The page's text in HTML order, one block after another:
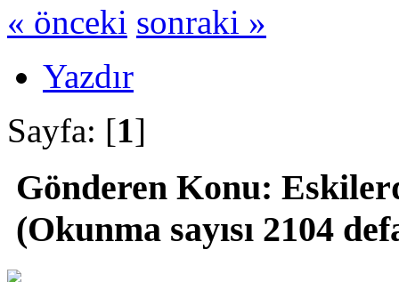
« önceki sonraki »
Yazdır
Sayfa: [1]
Gönderen Konu:
(Okunma sayısı 2104